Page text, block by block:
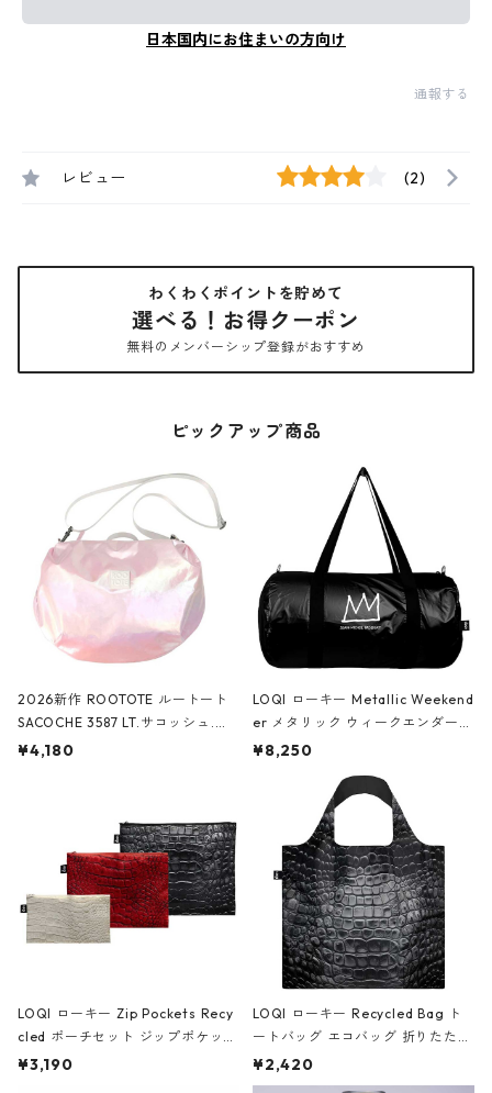
日本国内にお住まいの方向け
通報する
レビュー (2)
わくわくポイントを貯めて
選べる！お得クーポン
無料のメンバーシップ登録がおすすめ
ピックアップ商品
2026新作 ROOTOTE ルートート
SACOCHE 3587 LT.サコッシュ.ル
ミエ-B ショルダーバッグ グロスピ
¥4,180
LOQI ローキー Metallic Weekend
er メタリック ウィークエンダー
ボストンバッグ ショルダーバッグ
Black ジャン=ミッシェル・バスキ
ア/クラウン ブラック
¥8,250
LOQI ローキー Zip Pockets Recy
cled ポーチセット ジップポケット
ファスナーポーチ 撥水加工 トラベ
¥3,190
LOQI ローキー Recycled Bag ト
ートバッグ エコバッグ 折りたたみ
大きめ 撥水加工 収納ポーチ CRO
CODILE/Black クロコダイル/ブラ
¥2,420